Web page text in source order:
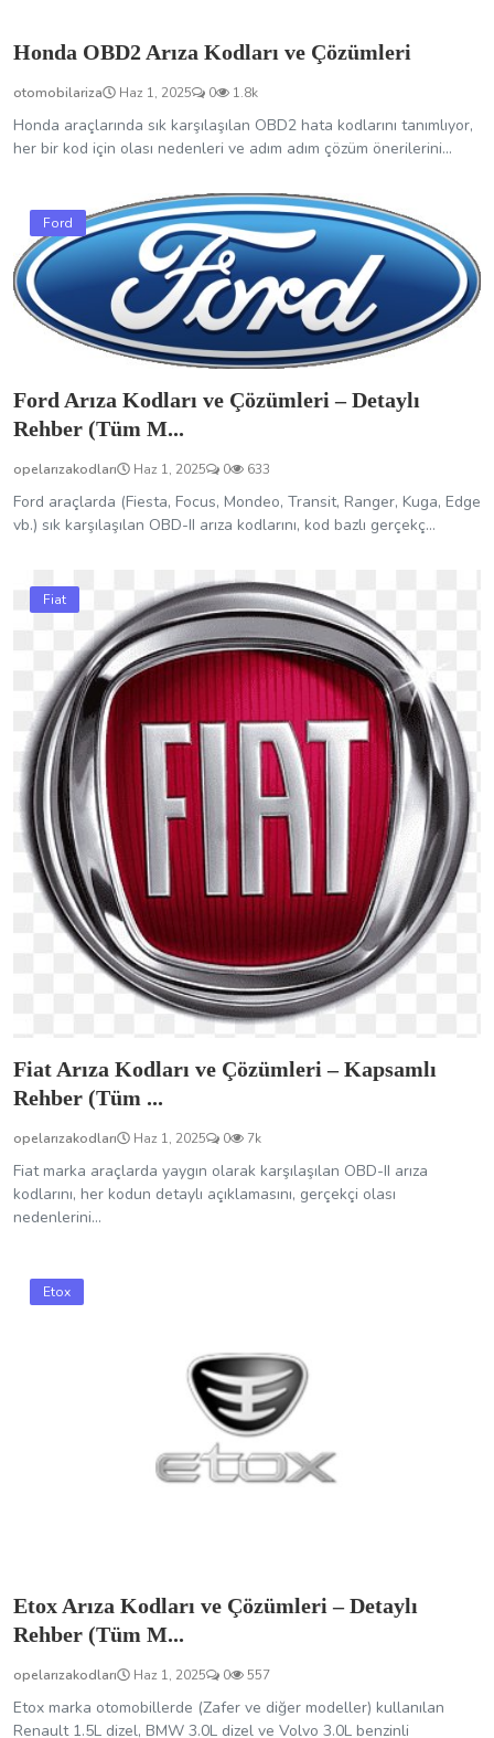
Honda OBD2 Arıza Kodları ve Çözümleri
otomobilariza Haz 1, 2025 0 1.8k
Honda araçlarında sık karşılaşılan OBD2 hata kodlarını tanımlıyor,
her bir kod için olası nedenleri ve adım adım çözüm önerilerini...
Ford
Ford Arıza Kodları ve Çözümleri – Detaylı
Rehber (Tüm M...
opelarızakodları Haz 1, 2025 0 633
Ford araçlarda (Fiesta, Focus, Mondeo, Transit, Ranger, Kuga, Edge
vb.) sık karşılaşılan OBD-II arıza kodlarını, kod bazlı gerçekç...
Fiat
Fiat Arıza Kodları ve Çözümleri – Kapsamlı
Rehber (Tüm ...
opelarızakodları Haz 1, 2025 0 7k
Fiat marka araçlarda yaygın olarak karşılaşılan OBD-II arıza
kodlarını, her kodun detaylı açıklamasını, gerçekçi olası
nedenlerini...
Etox
Etox Arıza Kodları ve Çözümleri – Detaylı
Rehber (Tüm M...
opelarızakodları Haz 1, 2025 0 557
Etox marka otomobillerde (Zafer ve diğer modeller) kullanılan
Renault 1.5L dizel, BMW 3.0L dizel ve Volvo 3.0L benzinli